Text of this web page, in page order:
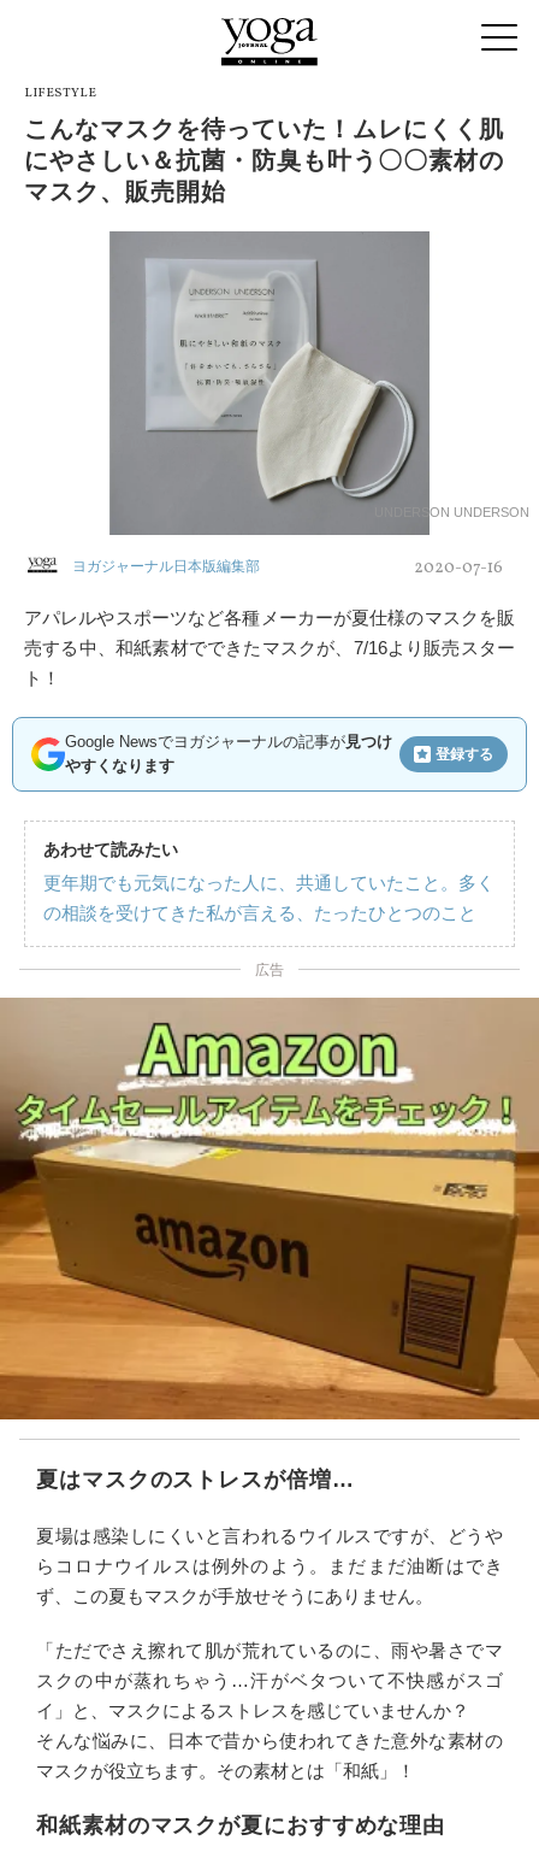
LIFESTYLE
こんなマスクを待っていた！ムレにくく肌
にやさしい＆抗菌・防臭も叶う〇〇素材の
マスク、販売開始
UNDERSON UNDERSON
ヨガジャーナル日本版編集部 2020-07-16
アパレルやスポーツなど各種メーカーが夏仕様のマスクを販
売する中、和紙素材でできたマスクが、7/16より販売スター
ト！
Google Newsでヨガジャーナルの記事が見つけ
やすくなります
登録する
あわせて読みたい
更年期でも元気になった人に、共通していたこと。多く
の相談を受けてきた私が言える、たったひとつのこと
広告
夏はマスクのストレスが倍増…
夏場は感染しにくいと言われるウイルスですが、どうや
らコロナウイルスは例外のよう。まだまだ油断はでき
ず、この夏もマスクが手放せそうにありません。
「ただでさえ擦れて肌が荒れているのに、雨や暑さでマ
スクの中が蒸れちゃう…汗がベタついて不快感がスゴ
イ」と、マスクによるストレスを感じていませんか？
そんな悩みに、日本で昔から使われてきた意外な素材の
マスクが役立ちます。その素材とは「和紙」！
和紙素材のマスクが夏におすすめな理由